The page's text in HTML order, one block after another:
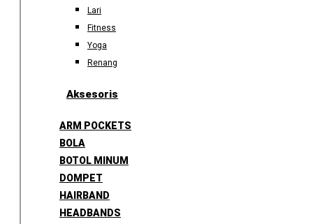
Lari
Fitness
Yoga
Renang
Aksesoris
ARM POCKETS
BOLA
BOTOL MINUM
DOMPET
HAIRBAND
HEADBANDS